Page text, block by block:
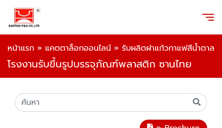
หน้าแรก » แคตตาล็อกออนไลน์ » รับผลิตฝาแก้วกาแฟสีน้ำตาล
โรงงานรับขึ้นรูปบรรจุภัณฑ์พลาสติก ซานไทย